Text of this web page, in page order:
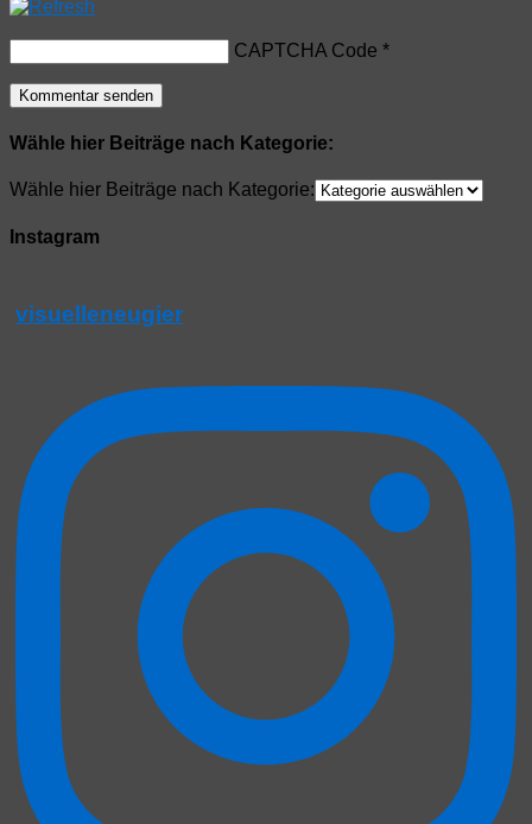
CAPTCHA Code *
Wähle hier Beiträge nach Kategorie:
Wähle hier Beiträge nach Kategorie:
Instagram
visuelleneugier